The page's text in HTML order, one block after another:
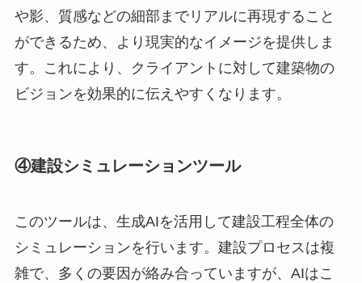
や影、質感などの細部までリアルに再現すること
ができるため、より現実的なイメージを提供しま
す。これにより、クライアントに対して建築物の
ビジョンを効果的に伝えやすくなります。
④建設シミュレーションツール
このツールは、生成AIを活用して建設工程全体の
シミュレーションを行います。建設プロセスは複
雑で、多くの要因が絡み合っていますが、AIはこ